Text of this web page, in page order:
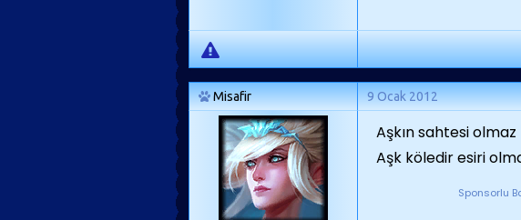
Misafir 9 Ocak 2012
Aşkın sahtesi olmaz
Aşk köledir esiri
Sponsorlu